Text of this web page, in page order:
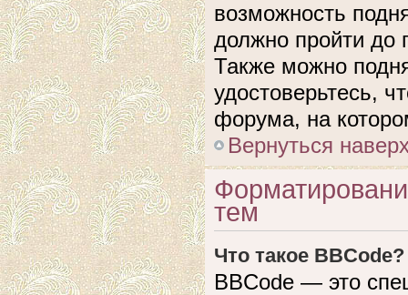
возможность
должно пройти до
Также можно
удостоверьтесь,
форума, на
Вернуться
тем
Что такое BBCode?
BBCode — это